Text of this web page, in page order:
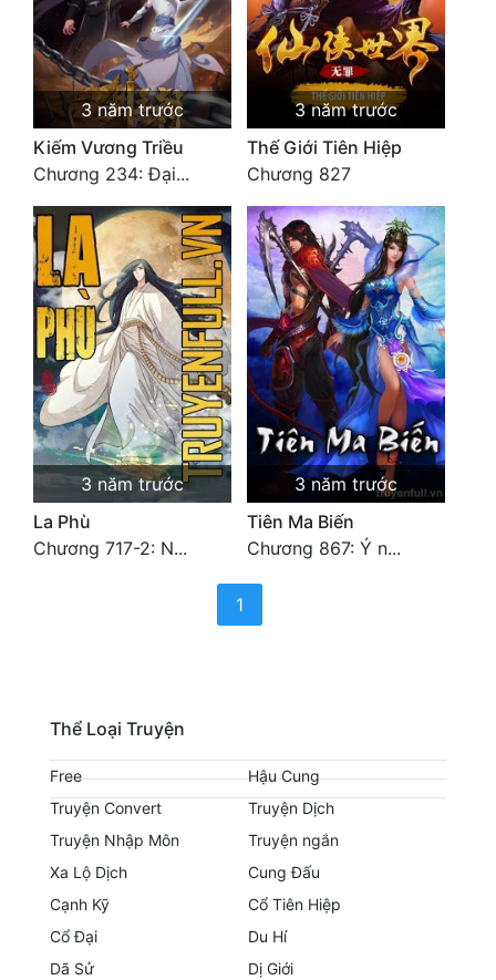
Cổ Đại
Du Hí
Dị Giới
Gia Đấu
Góc Nhìn Nam
Góc Nhìn Nữ
Huyền Huyễn
Huyền Nghi
Huyền Ảo
Hài Hước
Hệ Thống
Kinh Dị
Kiếm Hiệp
Kỳ Huyễn
Làm Giàu
3 năm trước
Kiếm Vương Triều
Chương 234: Đại...
3 năm trước
Thế Giới Tiên Hiệp
Chương 827
3 năm trước
La Phù
Chương 717-2: N...
3 năm trước
Tiên Ma Biến
Chương 867: Ý n...
1
(current)
Thể Loại Truyện
Free
Hậu Cung
Truyện Convert
Truyện Dịch
Truyện Nhập Môn
Truyện ngắn
Xa Lộ Dịch
Cung Đấu
Cạnh Kỹ
Cổ Tiên Hiệp
Cổ Đại
Du Hí
Dã Sử
Dị Giới